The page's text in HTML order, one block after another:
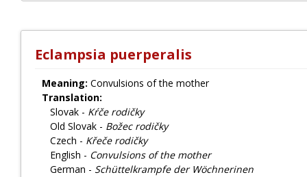
Eclampsia puerperalis
Meaning: Convulsions of the mother
Translation:
Slovak - Kŕče rodičky
Old Slovak - Božec rodičky
Czech - Křeče rodičky
English - Convulsions of the mother
German - Schüttelkrampfe der Wöchnerinen